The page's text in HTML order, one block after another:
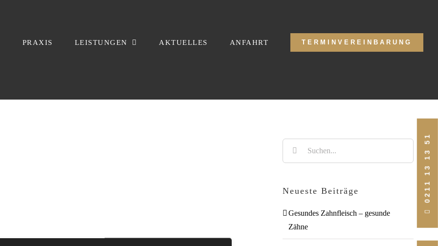
PRAXIS LEISTUNGEN AKTUELLES ANFAHRT TERMINVEREINBARUNG
Neueste Beiträge
Gesundes Zahnfleisch – gesunde
Zähne
0211 13 13 51